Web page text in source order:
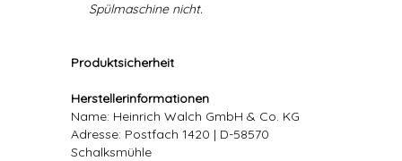
Spülmaschine nicht.
Produktsicherheit
Herstellerinformationen
Name: Heinrich Walch GmbH & Co. KG
Adresse: Postfach 1420 | D-58570
Schalksmühle